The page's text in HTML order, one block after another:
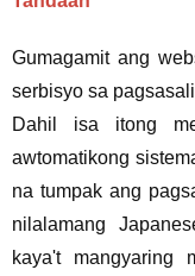
Gumagamit ang
serbisyo sa
Dahil isa itong
awtomatikong
na tumpak ang
nilalamang
kaya't mangyaring